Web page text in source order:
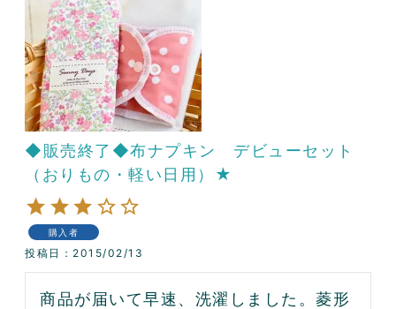
◆販売終了◆布ナプキン デビューセット
（おりもの・軽い日用）★
購入者
投稿日 2015/02/13
商品が届いて早速、洗濯しました。菱形